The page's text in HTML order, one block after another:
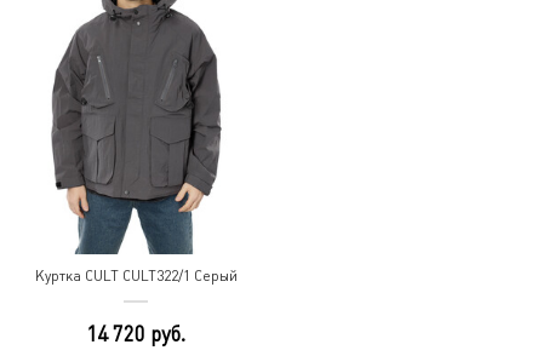
Куртка CULT CULT322/1 Серый
14 720 руб.